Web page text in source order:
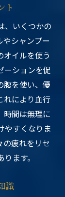
ト
、いくつかの
やシャンプー
オイルを使う
ーションを促
腹を使い、優
れにより血行
時間は無理に
やすくなりま
の疲れをリセ
ます。
識